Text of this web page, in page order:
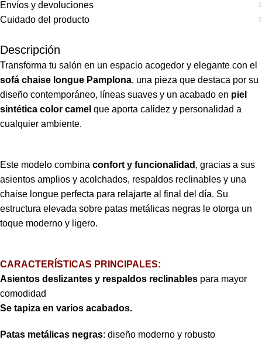
Envíos y devoluciones
Cuidado del producto
Descripción
Transforma tu salón en un espacio acogedor y elegante con el
sofá chaise longue Pamplona, una pieza que destaca por su
diseño contemporáneo, líneas suaves y un acabado en piel
sintética color camel que aporta calidez y personalidad a
cualquier ambiente.
Este modelo combina confort y funcionalidad , gracias a sus
asientos amplios y acolchados, respaldos reclinables y una
chaise longue perfecta para relajarte al final del día. Su
estructura elevada sobre patas metálicas negras le otorga un
toque moderno y ligero.
CARACTERÍSTICAS PRINCIPALES:
Asientos deslizantes y respaldos reclinables para mayor
comodidad
Se tapiza en varios acabados.
Patas metálicas negras: diseño moderno y robusto